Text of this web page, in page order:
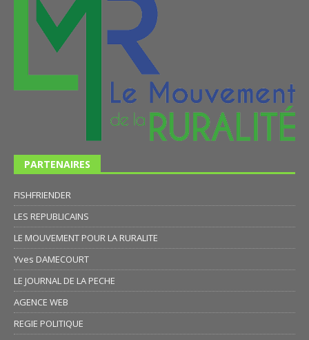
PARTENAIRES
FISHFRIENDER
LES REPUBLICAINS
LE MOUVEMENT POUR LA RURALITE
Yves DAMECOURT
LE JOURNAL DE LA PECHE
AGENCE WEB
REGIE POLITIQUE